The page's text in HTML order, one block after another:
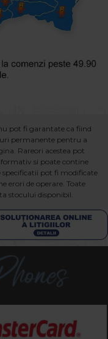
pot fi garantate ca fiind
permanente pentru a
Rareori acestea pot
si poate contine
specificatii pot fi modificate
erori de operare. Toate
stocului disponibil.